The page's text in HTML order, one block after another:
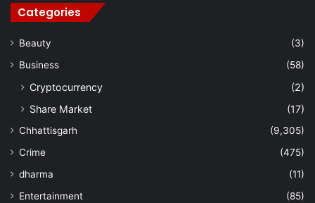
Categories
Beauty
(3)
Business
(58)
Cryptocurrency
(2)
Share Market
(17)
Chhattisgarh
(9,305)
Crime
(475)
dharma
(11)
Entertainment
(85)